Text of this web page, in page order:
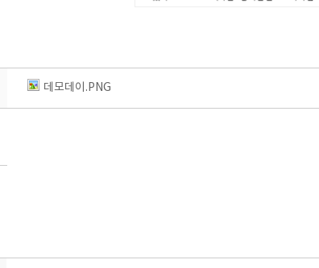
데모데이.PNG